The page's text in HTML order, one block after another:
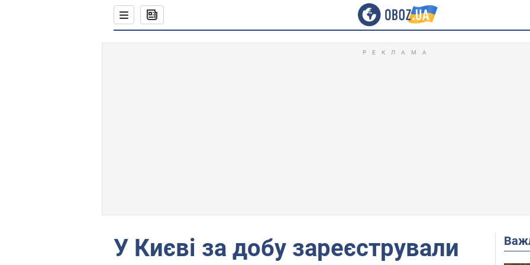
У Києві за добу зареєстрували